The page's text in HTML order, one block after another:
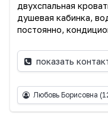
двухспальная
душевая кабинка,
постоянно,
показать
Любовь Борисовна